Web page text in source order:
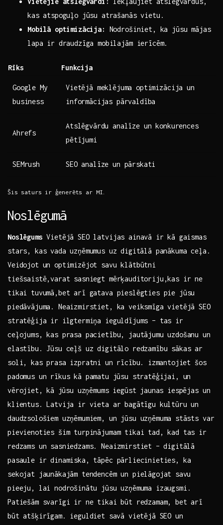
kas atspoguļo jūsu atrašanās vietu.
Mobilā optimizācija:
Nodrošiniet, ka jūsu mājas
lapa ir draudzīga mobilajām ierīcēm.
Rīks Funkcija
Google My
business
Vietējā meklējuma optimizācija un
informācijas pārvaldība
Ahrefs
Atslēgvārdu analīze un konkurences
pētījumi
SEMrush SEO analīze un pārskati
Šis saturs ir ⁣ģenerēts​ ar MI.
Noslēgumā
Noslēgums Vietējā SEO latvijas ainavā ir ⁢kā gaismas
stars, kas vada uzņēmumus ⁤uz digitālā panākuma ceļa.
Veidojot un‌ optimizējot savu klātbūtni
tiešsaistē,varat sasniegt mērķauditoriju,kas ir​ ne
tikai ​tuvumā,bet arī gatava pieslēgties pie jūsu
piedāvājuma. Neaizmirstiet,​ ka veiksmīga vietējā SEO
stratēģija ir ilgtermiņa ‌ieguldījums – tas ir
ceļojums, kas prasa pacietību, jautājumu uzdošanu un
elastību. Jūsu ceļš uz digitālo redzamību sākas ar
soli, kas prasa izpratni un ⁤rīcību.⁣ izmantojiet šos⁢
padomus un rīkus kā pamatu ⁢jūsu stratēģijai, un
vērojiet,⁤ kā ⁣jūsu uzņēmums iegūst jaunas iespējas un
klientus. Latvija ir vieta ar bagātīgu kultūru ‍un
daudzsološiem uzņēmumiem, un jūsu uzņēmuma⁣ stāsts var
pievienoties šim ​turpinājumam tikai tad, kad ​tas ir
redzams un sasniedzams. Neaizmirstiet – ⁤digitālā
pasaule ir dinamiska, tāpēc pārliecinieties, ka
sekojat jaunākajām tendencēm un pielāgojat ⁣savu
‍pieeju, lai nodrošinātu‌ jūsu uzņēmuma ‌izaugsmi.⁢
Patiešām svarīgi ir ne tikai ‍būt redzamam, bet arī
būt atšķirīgam. ieguldiet ⁤savā vietējā SEO un‌